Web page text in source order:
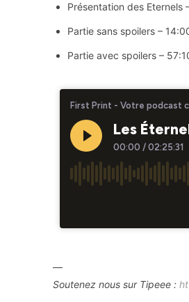
Présentation des Eternels
Partie sans spoilers –
Partie avec spoilers –
—
Soutenez nous sur Tipeee :